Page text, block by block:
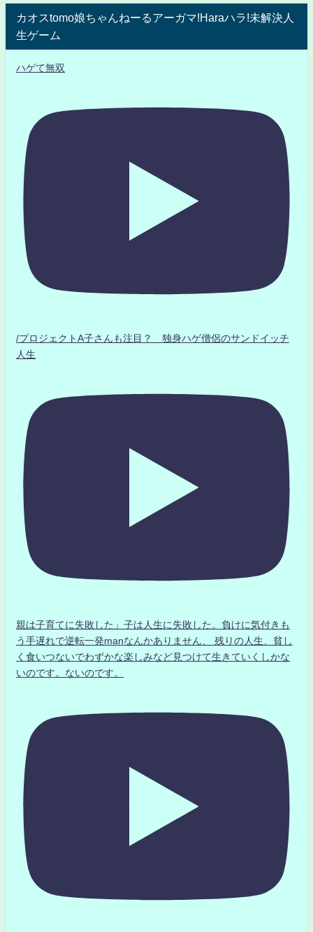
カオスtomo娘ちゃんねーるアーガマ!Haraハラ!未解決人
生ゲーム
ハゲて無双
/プロジェクトA子さんも注目？ 独身ハゲ僧侶のサンドイッチ
人生
親は子育てに失敗した」子は人生に失敗した。負けに気付きも
う手遅れで逆転一発manなんかありません、 残りの人生、貧し
く食いつないでわずかな楽しみなど見つけて生きていくしかな
いのです。ないのです。